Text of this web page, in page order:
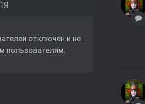
отключён и не
пользователям.